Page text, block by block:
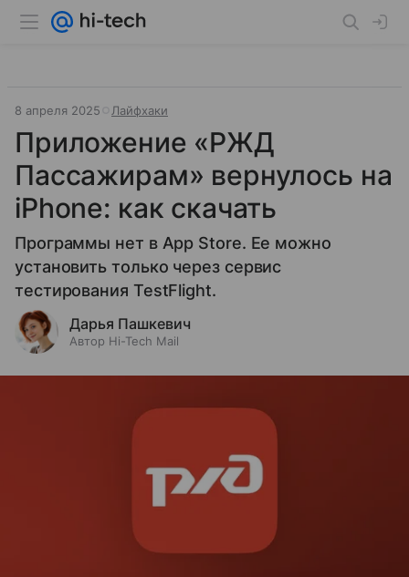
8 апреля 2025 Лайфхаки
Приложение «РЖД
Пассажирам» вернулось на
iPhone: как скачать
Программы нет в App Store. Ее можно
установить только через сервис
тестирования TestFlight.
Дарья Пашкевич
Автор Hi-Tech Mail